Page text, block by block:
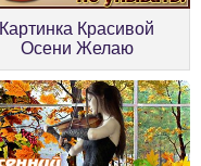
Картинка Красивой
Осени Желаю